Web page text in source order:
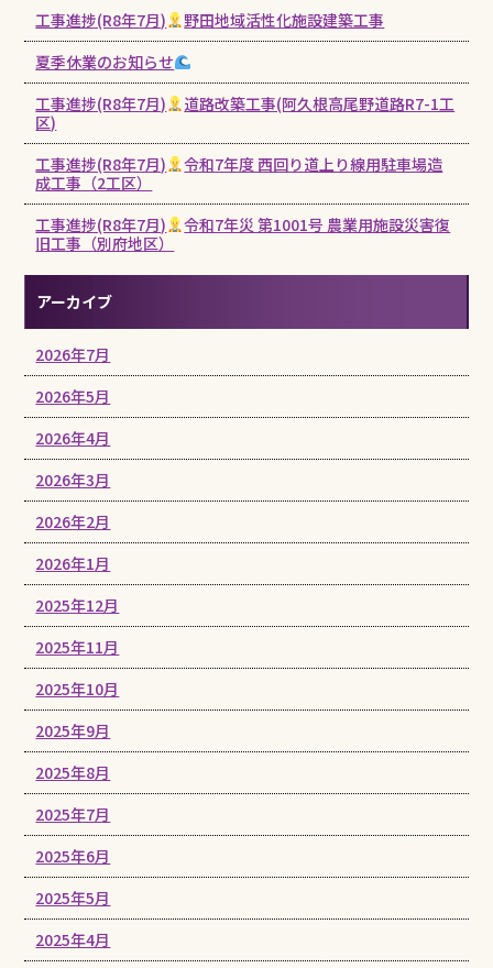
工事進捗(R8年7月)
野田地域活性化施設建築工事
夏季休業のお知らせ
工事進捗(R8年7月)
道路改築工事(阿久根高尾野道路R7-1工
区)
工事進捗(R8年7月)
令和7年度 西回り道上り線用駐車場造
成工事（2工区）
工事進捗(R8年7月)
令和7年災 第1001号 農業用施設災害復
旧工事（別府地区）
アーカイブ
2026年7月
2026年5月
2026年4月
2026年3月
2026年2月
2026年1月
2025年12月
2025年11月
2025年10月
2025年9月
2025年8月
2025年7月
2025年6月
2025年5月
2025年4月